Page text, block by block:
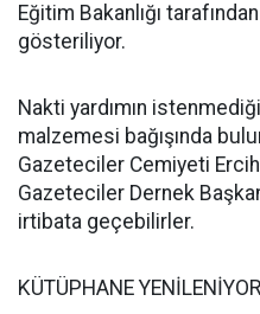
Eğitim Bakanlığı
gösteriliyor.
Nakti yardımın
malzemesi bağışında
Gazeteciler Cemiyeti
Gazeteciler Dernek
irtibata geçebilirler.
KÜTÜPHANE YENİLENİYOR